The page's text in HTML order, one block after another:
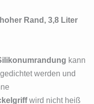
Rand, 3,8 Liter
kann
werden und
wird nicht heiß